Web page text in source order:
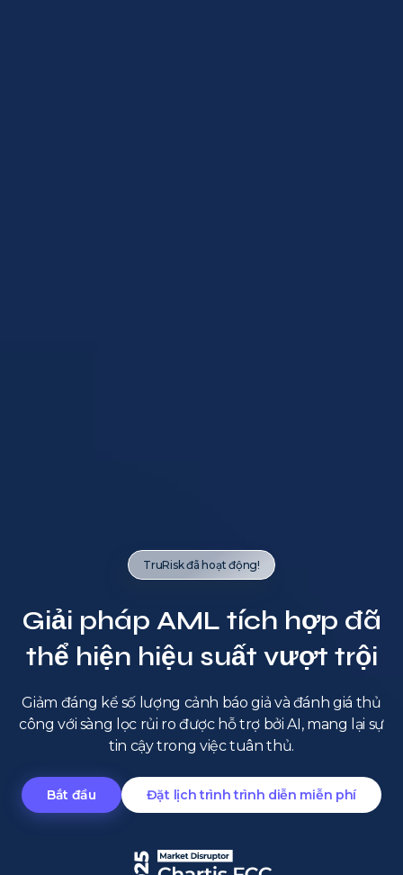
TruRisk đã hoạt động!
Giải pháp AML tích hợp đã
thể hiện hiệu suất vượt trội
Giảm đáng kể số lượng cảnh báo giả và đánh giá thủ
công với sàng lọc rủi ro được hỗ trợ bởi AI, mang lại sự
tin cậy trong việc tuân thủ.
Bắt đầu Đặt lịch trình trình diễn miễn phí